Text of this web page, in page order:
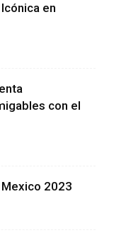
en
con el
Mexico 2023